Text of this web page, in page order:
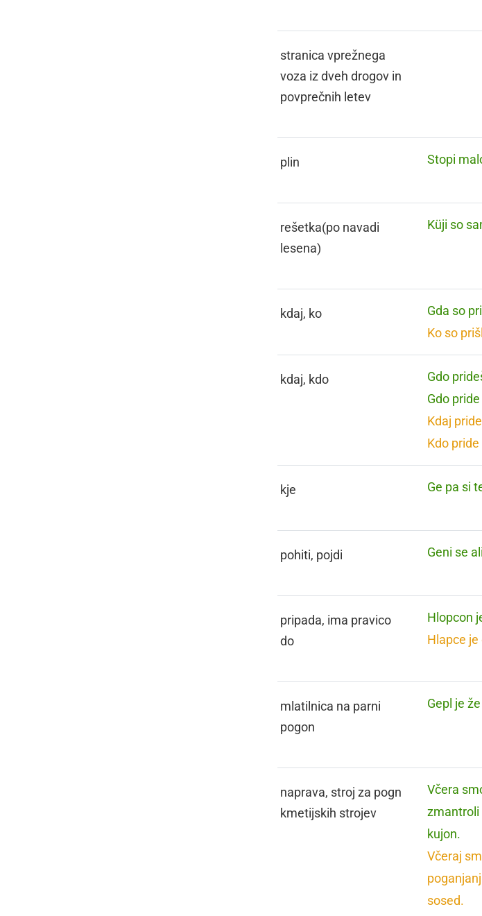
stranica vprežnega
voza iz dveh drogov in
povprečnih letev
plin Stopi
rešetka(po navadi
lesena)
Küji so
kdaj, ko
Gda so
Ko so
kdaj, kdo
Gdo
Gdo
Kdaj
Kdo
kje Ge pa si
pohiti, pojdi Geni se
pripada, ima pravico
do
Hlopcon
Hlapce
mlatilnica na parni
pogon
Gepl je
naprava, stroj za pogn
kmetijskih strojev
Včera
zmantroli
kujon.
Včeraj
sosed.